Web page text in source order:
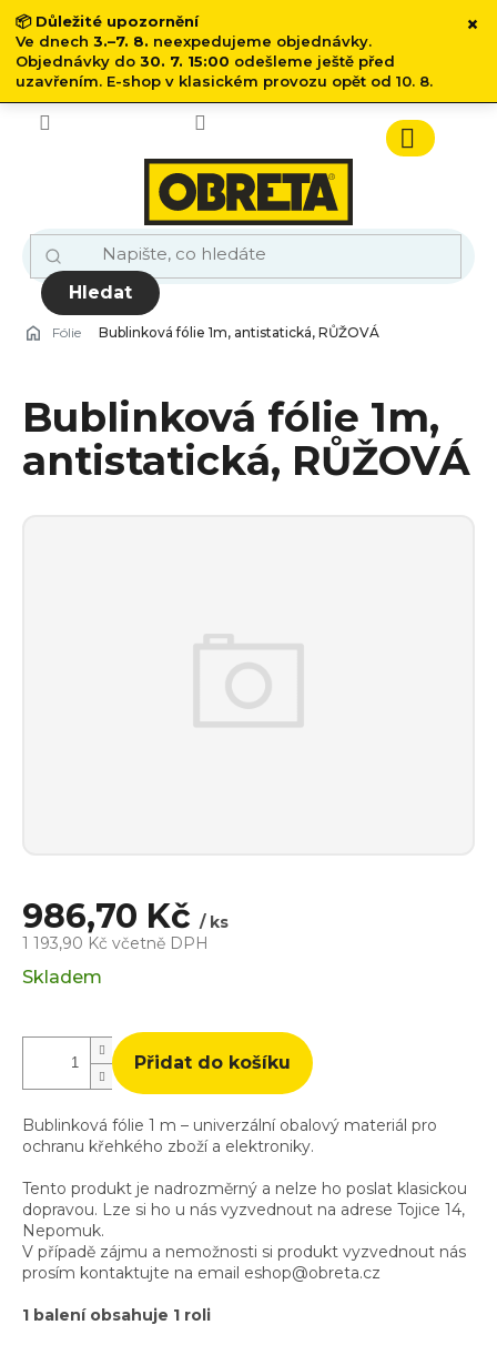
📦 Důležité upozornění
Ve dnech 3.–7. 8. neexpedujeme objednávky.
Objednávky do 30. 7. 15:00 odešleme ještě před
uzavřením. E-shop v klasickém provozu opět od 10. 8.
×
Přejít
obsah
Hledat
Nákupní
košík
Fólie Bublinková fólie 1m, antistatická, RŮŽOVÁ
Bublinková fólie 1m,
antistatická, RŮŽOVÁ
986,70 Kč / ks
1 193,90 Kč včetně DPH
Měrná
Skladem
Přidat do košíku
Bublinková fólie 1 m – univerzální obalový materiál pro
ochranu křehkého zboží a elektroniky.
Tento produkt je nadrozměrný a nelze ho poslat klasickou
dopravou. Lze si ho u nás vyzvednout na adrese Tojice 14,
Nepomuk.
V případě zájmu a nemožnosti si produkt vyzvednout nás
prosím kontaktujte na email eshop@obreta.cz
1 balení obsahuje 1 roli